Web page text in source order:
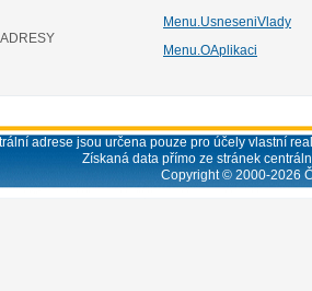
Menu.UsneseniVlady
Menu.OAplikaci
adrese jsou určena pouze pro účely vlastní
Získaná data přímo ze stránek
Copyright © 2000-2026